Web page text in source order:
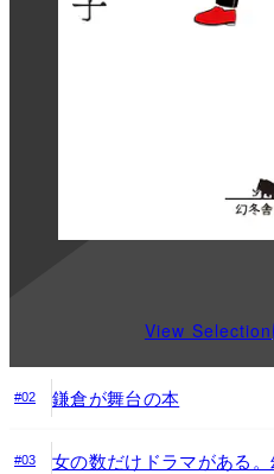
View Selection
#02 鎌倉が舞台の本
#03 女の数だけドラマがある